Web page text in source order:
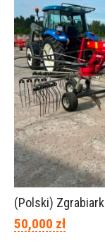
50,000 zł